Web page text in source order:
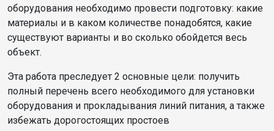
оборудования необходимо провести подготовку: какие
материалы и в каком количестве понадобятся, какие
существуют варианты и во сколько обойдется весь
объект.
Эта работа преследует 2 основные цели: получить
полный перечень всего необходимого для установки
оборудования и прокладывания линий питания, а также
избежать дорогостоящих простоев